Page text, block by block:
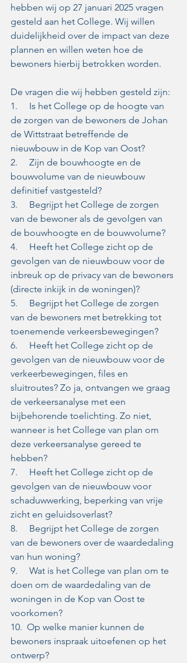
hebben wij op 27 januari 2025 vragen
gesteld aan het College. Wij willen
duidelijkheid over de impact van deze
plannen en willen weten hoe de
bewoners hierbij betrokken worden.
De vragen die wij hebben gesteld zijn:
1.     Is het College op de hoogte van
de zorgen van de bewoners de Johan
de Wittstraat betreffende de
nieuwbouw in de Kop van Oost?
2.     Zijn de bouwhoogte en de
bouwvolume van de nieuwbouw
definitief vastgesteld?
3.     Begrijpt het College de zorgen
van de bewoner als de gevolgen van
de bouwhoogte en de bouwvolume?
4.     Heeft het College zicht op de
gevolgen van de nieuwbouw voor de
inbreuk op de privacy van de bewoners
(directe inkijk in de woningen)?
5.     Begrijpt het College de zorgen
van de bewoners met betrekking tot
toenemende verkeersbewegingen?
6.     Heeft het College zicht op de
gevolgen van de nieuwbouw voor de
verkeerbewegingen, files en
sluitroutes? Zo ja, ontvangen we graag
de verkeersanalyse met een
bijbehorende toelichting. Zo niet,
wanneer is het College van plan om
deze verkeersanalyse gereed te
hebben?
7.     Heeft het College zicht op de
gevolgen van de nieuwbouw voor
schaduwwerking, beperking van vrije
zicht en geluidsoverlast?
8.     Begrijpt het College de zorgen
van de bewoners over de waardedaling
van hun woning?
9.     Wat is het College van plan om te
doen om de waardedaling van de
woningen in de Kop van Oost te
voorkomen?
10.  Op welke manier kunnen de
bewoners inspraak uitoefenen op het
ontwerp?